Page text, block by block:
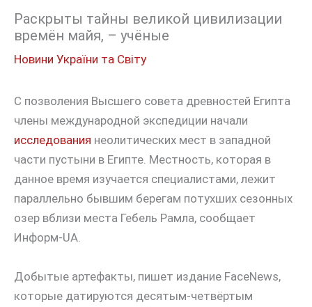
Раскрыты тайны великой цивилизации
времён майя, – учёные
Новини України та Світу
С позволения Высшего совета древностей Египта
члены международной экспедиции начали
исследования неолитических мест в западной
части пустыни в Египте. Местность, которая в
данное время изучается специалистами, лежит
параллельно бывшим берегам потухших сезонных
озер вблизи места Гебель Рамла, сообщает
Информ-UA.
Добытые артефакты, пишет издание FaceNews,
которые датируются десятым-четвёртым